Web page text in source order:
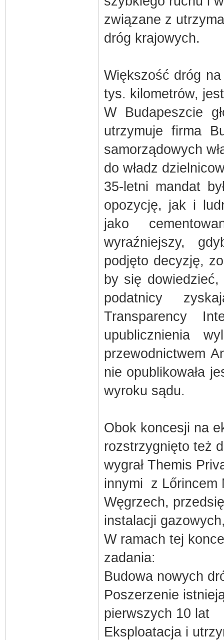
związane z
dróg krajowych.
Większość dróg
tys. kilometrów,
W Budapeszcie
utrzymuje firma
samorządowych
do władz
35-letni mandat
opozycję, jak i
jako
wyraźniejszy,
podjęto decyzję,
by się
podatnicy
Transparency
upublicznienia
przewodnictwem
nie opublikowała
wyroku sądu.
Obok koncesji na
rozstrzygnięto też
wygrał Themis
innymi z Lőrincem
Węgrzech,
instalacji
W ramach tej
zadania:
Budowa nowych
Poszerzenie
pierwszych 10 lat
Eksploatacja i